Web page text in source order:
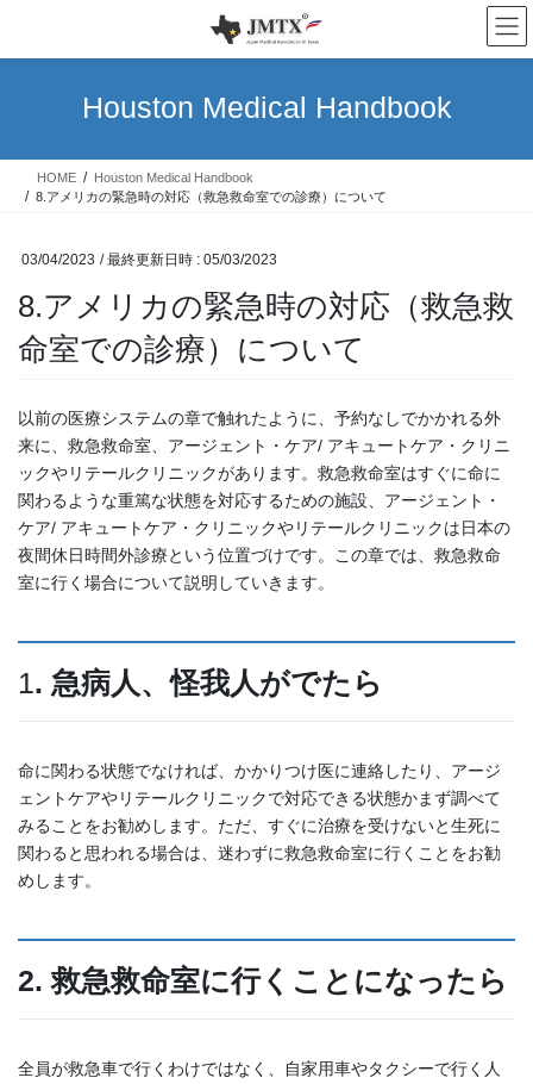
テ
ス
ゲ
ン
Houston Medical Handbook
HOME
Houston Medical Handbook
8.アメリカの緊急時の対応（救急救命室での診療）について
03/04/2023 / 最終更新日時 : 05/03/2023
8.アメリカの緊急時の対応（救急救
命室での診療）について
以前の医療システムの章で触れたように、予約なしでかかれる外
来に、救急救命室、アージェント・ケア/ アキュートケア・クリニ
ックやリテールクリニックがあります。救急救命室はすぐに命に
関わるような重篤な状態を対応するための施設、アージェント・
ケア/ アキュートケア・クリニックやリテールクリニックは日本の
夜間休日時間外診療という位置づけです。この章では、救急救命
室に行く場合について説明していきます。
1. 急病人、怪我人がでたら
命に関わる状態でなければ、かかりつけ医に連絡したり、アージ
ェントケアやリテールクリニックで対応できる状態かまず調べて
みることをお勧めします。ただ、すぐに治療を受けないと生死に
関わると思われる場合は、迷わずに救急救命室に行くことをお勧
めします。
2. 救急救命室に行くことになったら
全員が救急車で行くわけではなく、自家用車やタクシーで行く人